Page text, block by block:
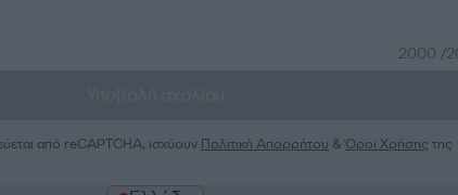
2000 /
από reCAPTCHA, ισχύουν Πολιτική Απορρήτου &Όροι Χρήσης της